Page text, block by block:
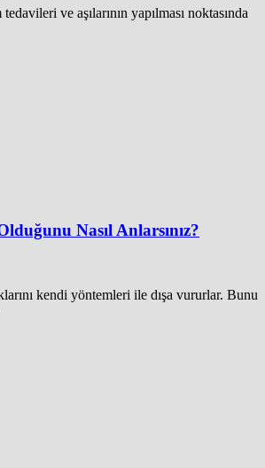
ve aşılarının yapılması noktasında
Nasıl Anlarsınız?
kendi yöntemleri ile dışa vururlar. Bunu